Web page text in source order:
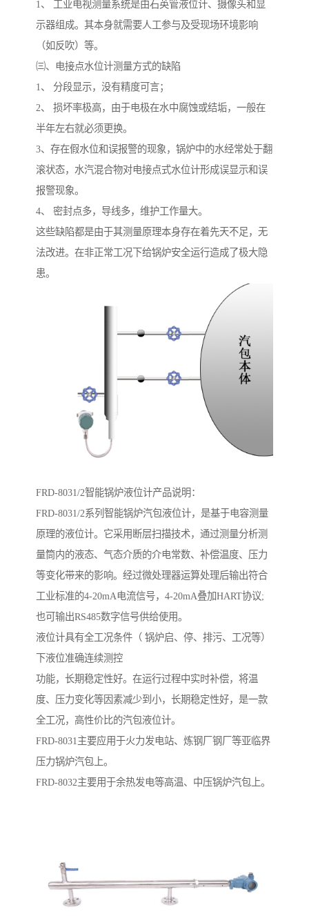
1、 工业电视测量系统是由石英管液位计、摄像头和显
示器组成。其本身就需要人工参与及受现场环境影响
（如反吹）等。
㈢、电接点水位计测量方式的缺陷
1、 分段显示，没有精度可言；
2、 损坏率极高，由于电极在水中腐蚀或结垢，一般在
半年左右就必须更换。
3、存在假水位和误报警的现象，锅炉中的水经常处于翻
滚状态，水汽混合物对电接点式水位计形成误显示和误
报警现象。
4、 密封点多，导线多，维护工作量大。
这些缺陷都是由于其测量原理本身存在着先天不足，无
法改进。在非正常工况下给锅炉安全运行造成了极大隐
患。
FRD-8031/2智能锅炉液位计产品说明：
FRD-8031/2系列智能锅炉汽包液位计，是基于电容测量
原理的液位计。它采用断层扫描技术，通过测量分析测
量筒内的液态、气态介质的介电常数、补偿温度、压力
等变化带来的影响。经过微处理器运算处理后输出符合
工业标准的4-20mA电流信号，4-20mA叠加HART协议;
也可输出RS485数字信号供给使用。
液位计具有全工况条件（ 锅炉启、停、排污、工况等）
下液位准确连续测控
功能，长期稳定性好。在运行过程中实时补偿，将温
度、压力变化等因素减少到小，长期稳定性好，是一款
全工况，高性价比的汽包液位计。
FRD-8031主要应用于火力发电站、炼钢厂钢厂等亚临界
压力锅炉汽包上。
FRD-8032主要用于余热发电等高温、中压锅炉汽包上。